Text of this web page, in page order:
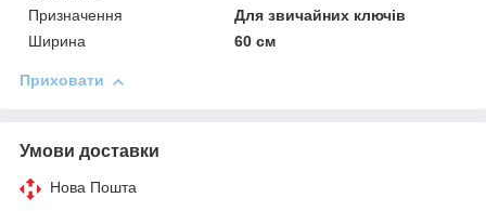
Призначення
Для звичайних ключів
Ширина
60 см
Приховати
Умови доставки
Нова Пошта